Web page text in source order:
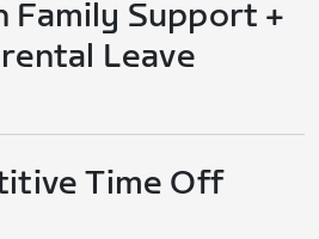
Family Support +
Leave
Time Off